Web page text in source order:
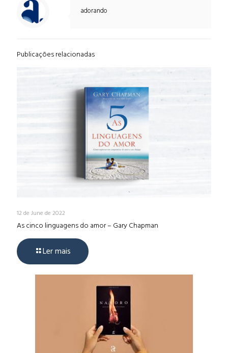
adorando
Publicações relacionadas
12 de June de 2022
As cinco linguagens do amor – Gary Chapman
Ler mais